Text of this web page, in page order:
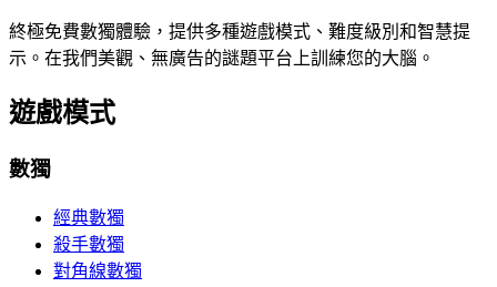
終極免費數獨體驗，提供多種遊戲模式、難度級別和智慧提
示。在我們美觀、無廣告的謎題平台上訓練您的大腦。
遊戲模式
數獨
經典數獨
殺手數獨
對角線數獨